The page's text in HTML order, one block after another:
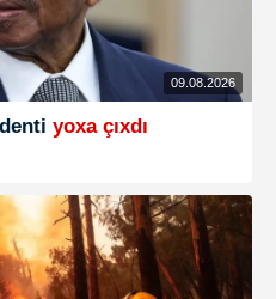
09.08.2026
yoxa çıxdı